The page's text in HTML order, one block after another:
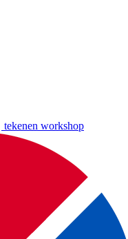
tekenen workshop